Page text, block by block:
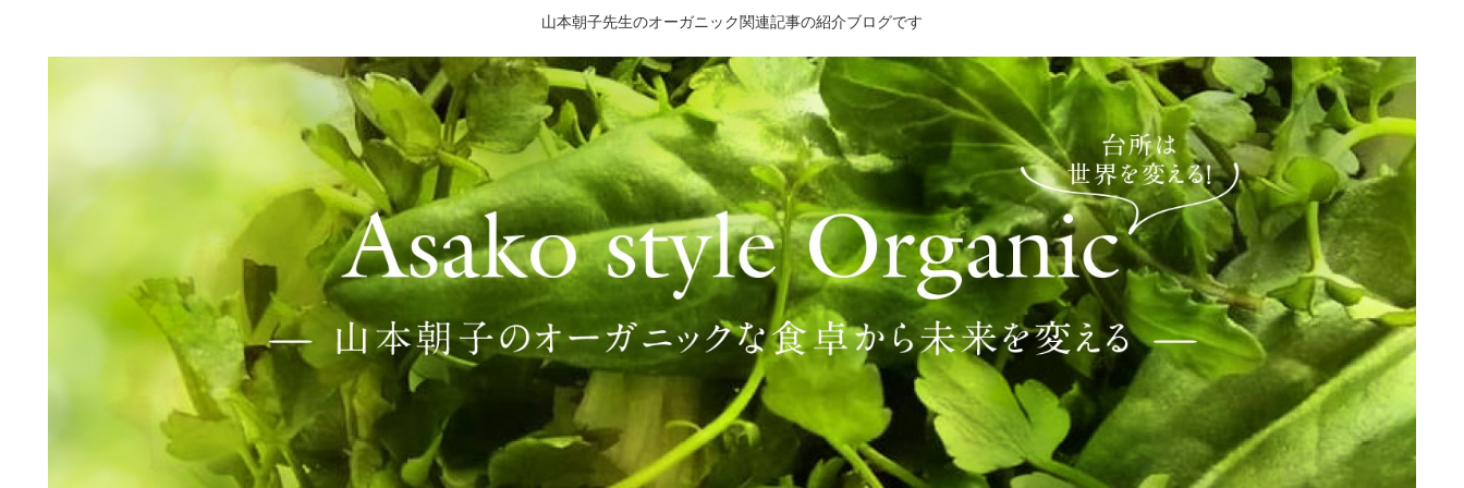
山本朝子先生のオーガニック関連記事の紹介ブログです